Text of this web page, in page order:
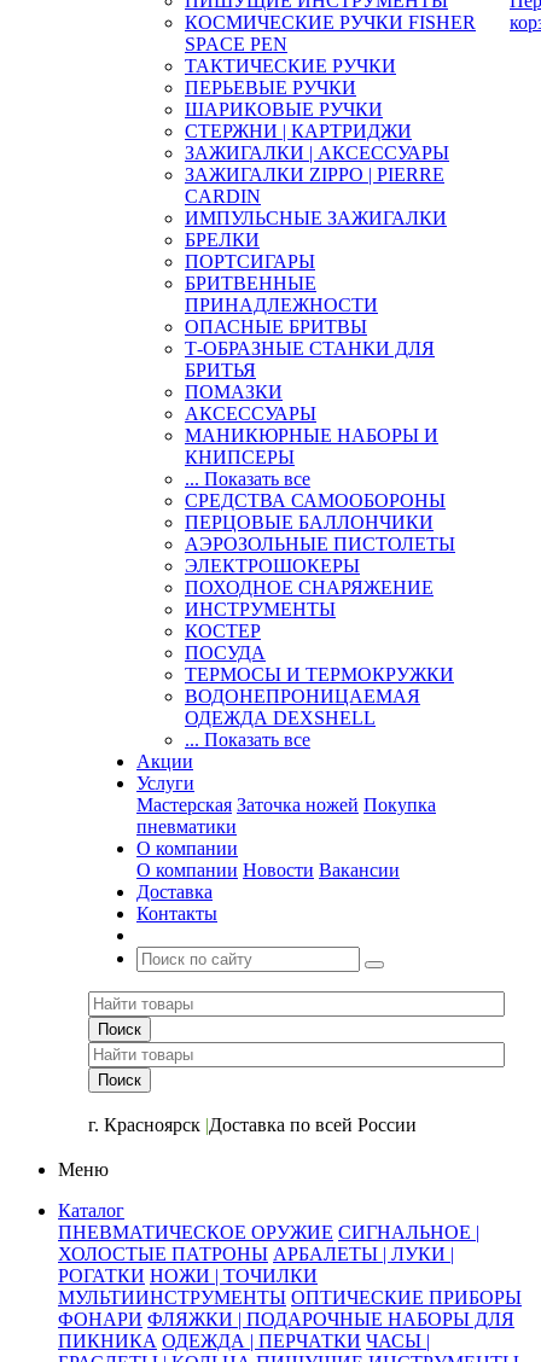
КОСМИЧЕСКИЕ РУЧКИ FISHER
SPACE PEN
ТАКТИЧЕСКИЕ РУЧКИ
ПЕРЬЕВЫЕ РУЧКИ
ШАРИКОВЫЕ РУЧКИ
СТЕРЖНИ | КАРТРИДЖИ
ЗАЖИГАЛКИ | АКСЕССУАРЫ
ЗАЖИГАЛКИ ZIPPO | PIERRE
CARDIN
ИМПУЛЬСНЫЕ ЗАЖИГАЛКИ
БРЕЛКИ
ПОРТСИГАРЫ
БРИТВЕННЫЕ
ПРИНАДЛЕЖНОСТИ
ОПАСНЫЕ БРИТВЫ
Т-ОБРАЗНЫЕ СТАНКИ ДЛЯ
БРИТЬЯ
ПОМАЗКИ
АКСЕССУАРЫ
МАНИКЮРНЫЕ НАБОРЫ И
КНИПСЕРЫ
... Показать все
СРЕДСТВА САМООБОРОНЫ
ПЕРЦОВЫЕ БАЛЛОНЧИКИ
АЭРОЗОЛЬНЫЕ ПИСТОЛЕТЫ
ЭЛЕКТРОШОКЕРЫ
ПОХОДНОЕ СНАРЯЖЕНИЕ
ИНСТРУМЕНТЫ
КОСТЕР
ПОСУДА
ТЕРМОСЫ И ТЕРМОКРУЖКИ
ВОДОНЕПРОНИЦАЕМАЯ
ОДЕЖДА DEXSHELL
... Показать все
Акции
Услуги
Мастерская Заточка ножей Покупка
пневматики
О компании
О компании Новости Вакансии
Доставка
Контакты
г. Красноярск |Доставка по всей России
Меню
Каталог
ПНЕВМАТИЧЕСКОЕ ОРУЖИЕ СИГНАЛЬНОЕ |
ХОЛОСТЫЕ ПАТРОНЫ АРБАЛЕТЫ | ЛУКИ |
РОГАТКИ НОЖИ | ТОЧИЛКИ
МУЛЬТИИНСТРУМЕНТЫ ОПТИЧЕСКИЕ ПРИБОРЫ
ФОНАРИ ФЛЯЖКИ | ПОДАРОЧНЫЕ НАБОРЫ ДЛЯ
ПИКНИКА ОДЕЖДА | ПЕРЧАТКИ ЧАСЫ |